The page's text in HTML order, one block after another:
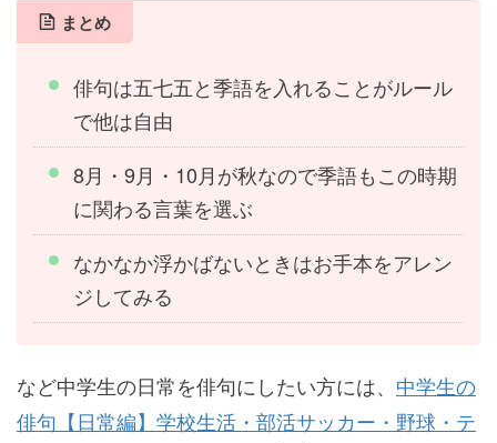
まとめ
俳句は五七五と季語を入れることがルール
で他は自由
8月・9月・10月が秋なので季語もこの時期
に関わる言葉を選ぶ
なかなか浮かばないときはお手本をアレン
ジしてみる
など中学生の日常を俳句にしたい方には、 中学生の
俳句【日常編】学校生活・部活サッカー・野球・テ